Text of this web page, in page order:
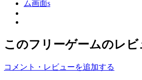
このフリーゲームのレビ
コメント・レビューを追加する